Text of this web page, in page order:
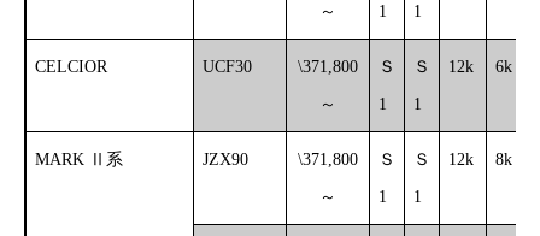
～ 1 1
CELCIOR UCF30 \371,800
～
Ｓ
1
Ｓ
1
12k 6k
MARK Ⅱ系 JZX90 \371,800
～
Ｓ
1
Ｓ
1
12k 8k